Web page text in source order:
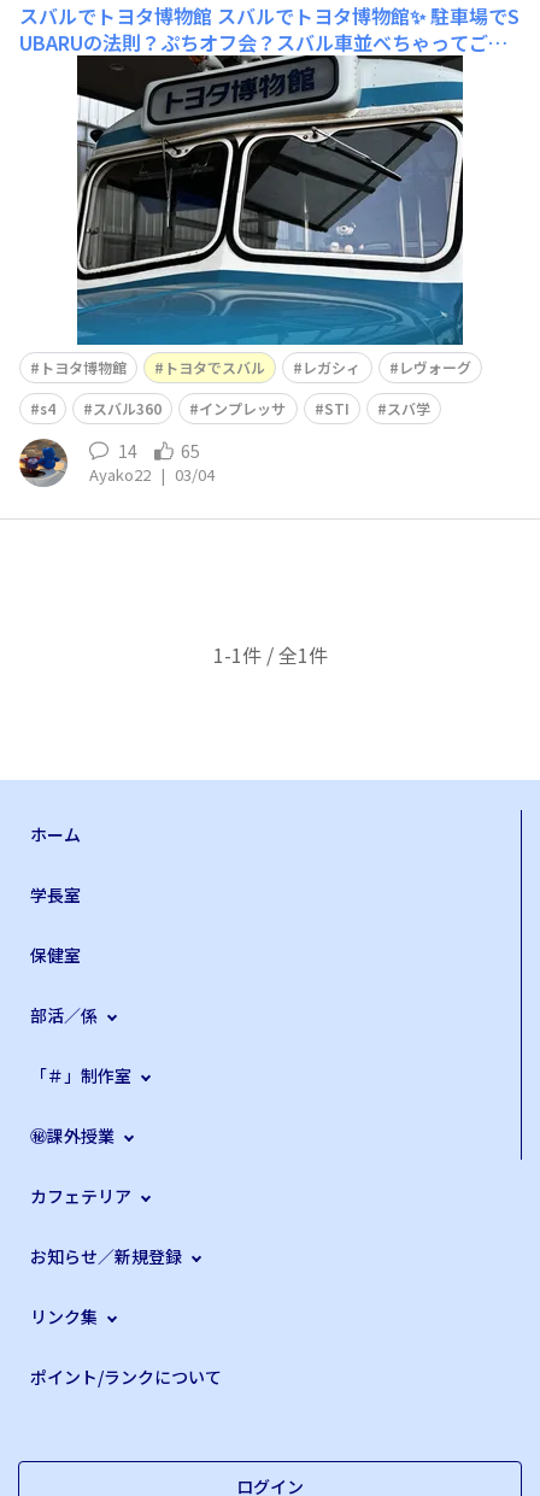
スバルでトヨタ博物館 スバルでトヨタ博物館✨ 駐車場でS
UBARUの法則？ぷちオフ会？スバル車並べちゃってごめ
んなさい😆 トヨタのバスをSTIベアが占領しちゃってごめ
んなさい😆 トヨタ博物館でSTIパーカー着てウロウロして
ごめんなさい🤣 SUBARUが好きすぎて、どうにもこうに
トヨタ博物館 トヨタでスバル レガシィ
レヴォーグ
s4
スバル360 インプレッサ STI スバ学
14 65
Ayako22 | 03/04
1-1件 / 全1件
ホーム
学長室
保健室
部活／係
「＃」制作室
㊙課外授業
カフェテリア
お知らせ／新規登録
リンク集
ポイント/ランクについて
ログイン